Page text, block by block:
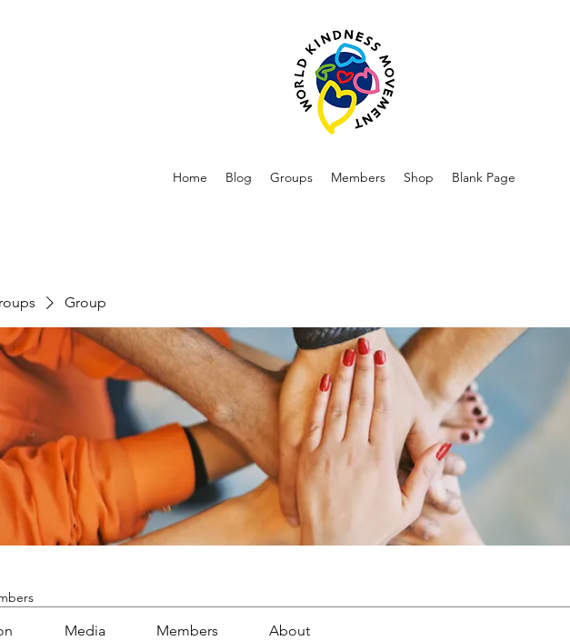
Home Blog Groups Members Shop Blank Page
Group
Media Members About